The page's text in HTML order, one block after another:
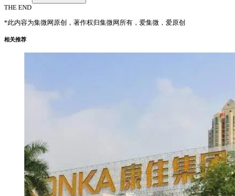
THE END
*此内容为集微网原创，著作权归集微网所有，爱集微，爱原创
相关推荐